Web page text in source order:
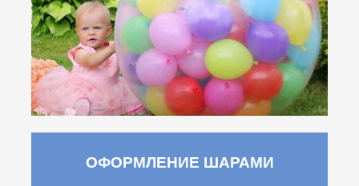
ОФОРМЛЕНИЕ ШАРАМИ